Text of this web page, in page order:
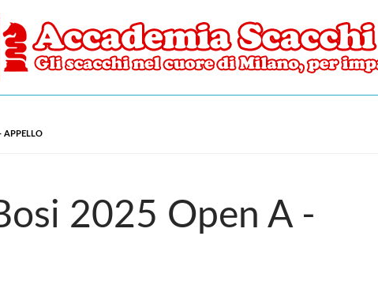
nel cuore di Milano
APPELLO
2025 Open A -